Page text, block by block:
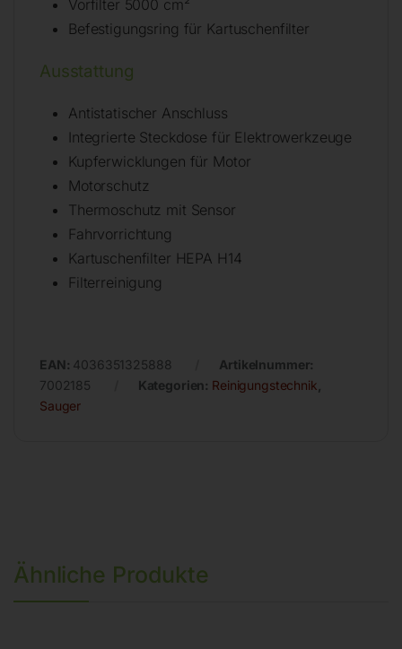
Vorfilter 5000 cm²
Befestigungsring für Kartuschenfilter
Ausstattung
Antistatischer Anschluss
Integrierte Steckdose für Elektrowerkzeuge
Kupferwicklungen für Motor
Motorschutz
Thermoschutz mit Sensor
Fahrvorrichtung
Kartuschenfilter HEPA H14
Filterreinigung
EAN: 4036351325888
Artikelnummer:
7002185
Kategorien: Reinigungstechnik
Sauger
Ähnliche Produkte